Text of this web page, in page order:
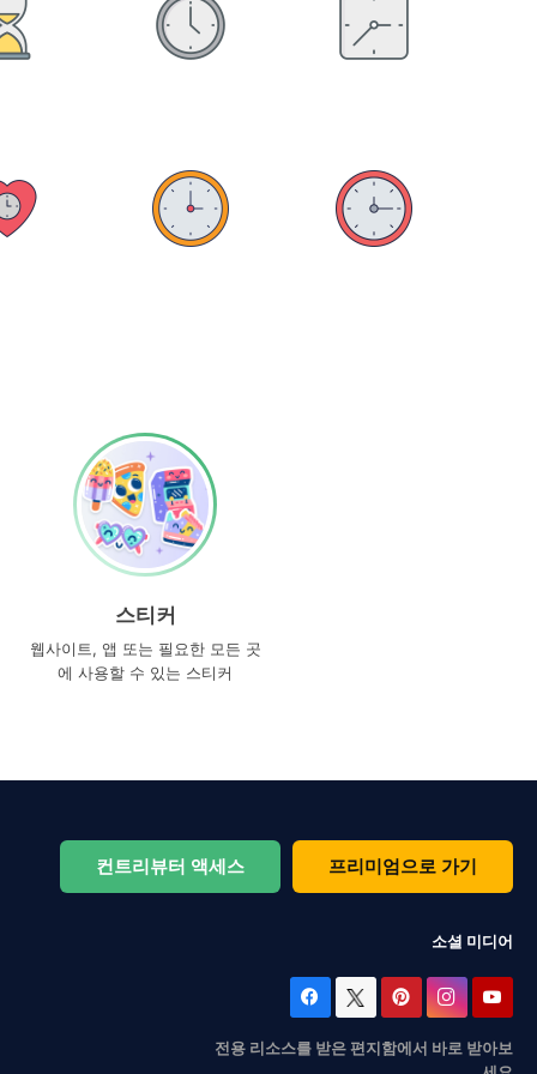
스티커
웹사이트, 앱 또는 필요한 모든 곳
에 사용할 수 있는 스티커
컨트리뷰터 액세스 프리미엄으로 가기
소셜 미디어
전용 리소스를 받은 편지함에서 바로 받아보